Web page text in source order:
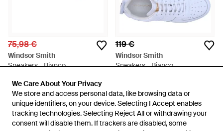
We Care About Your Privacy
We store and access personal data, like browsing data or
unique identifiers, on your device. Selecting I Accept enables
tracking technologies. Selecting Reject All or withdrawing your
consent will disable them. If trackers are disabled, some
We Care About Your Privacy
We store and access personal data, like browsing data or
unique identifiers, on your device. Selecting I Accept enables
tracking technologies. Selecting Reject All or withdrawing your
consent will disable them. If trackers are disabled, some
75,98 €
Windsor Smith
Sneakers - Bianco
ESAURITO
119 €
Windsor Smith
Sneakers - Bianco
ESAURITO